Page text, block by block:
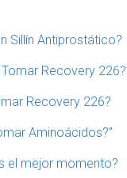
Sillín Antiprostático?
Recovery 226?
Recovery 226?
Aminoácidos?”
el mejor momento?